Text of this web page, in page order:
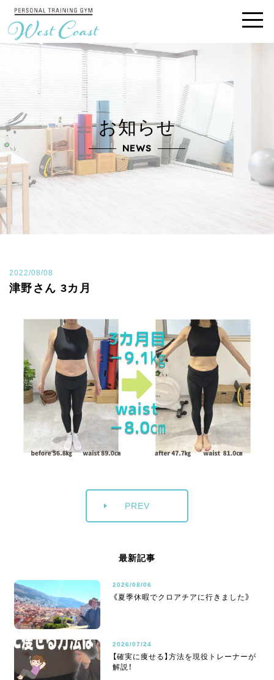
お知らせ
NEWS
2022/08/08
津野さん 3カ月
PREV
最新記事
2026/08/06
《夏季休暇でクロアチアに行きました》
2026/07/24
【確実に痩せる】方法を現役トレーナーが
解説！